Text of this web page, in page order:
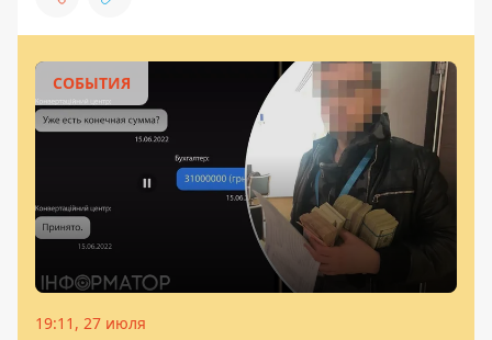
СОБЫТИЯ
19:11, 27 июля